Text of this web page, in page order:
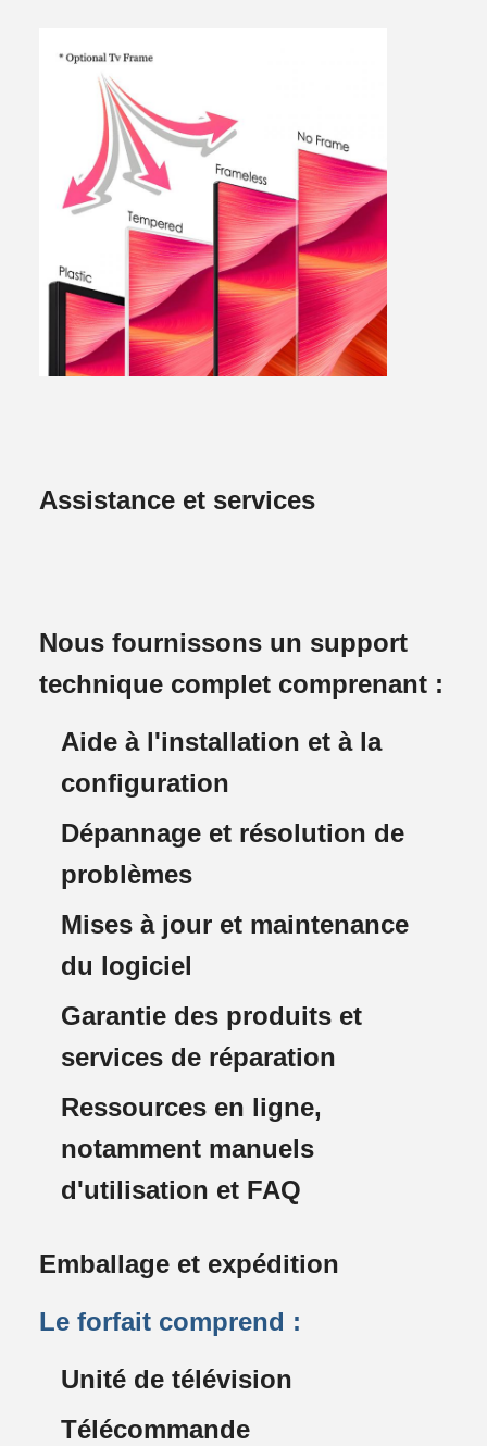
Assistance et services
Nous fournissons un support
technique complet comprenant :
Aide à l'installation et à la
configuration
Dépannage et résolution de
problèmes
Mises à jour et maintenance
du logiciel
Garantie des produits et
services de réparation
Ressources en ligne,
notamment manuels
d'utilisation et FAQ
Emballage et expédition
Le forfait comprend :
Unité de télévision
Télécommande